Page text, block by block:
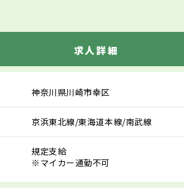
求人詳細
神奈川県川崎市幸区
京浜東北線/東海道本線/南武線
規定支給
※マイカー通勤不可